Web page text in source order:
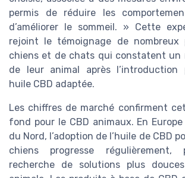
permis de réduire les
d’améliorer le sommeil. » Cette
rejoint le témoignage de nombreux
chiens et de chats qui constatent un
de leur animal après l’introduction
huile CBD adaptée.
Les chiffres de marché confirment
fond pour le CBD animaux. En
du Nord, l’adoption de l’huile de CBD
chiens progresse
recherche de solutions plus